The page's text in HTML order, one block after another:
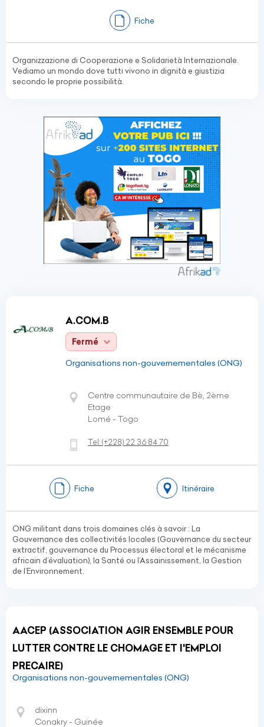
Fiche
Organizzazione di Cooperazione e Solidarietà Internazionale.
Vediamo un mondo dove tutti vivono in dignità e giustizia
secondo le proprie possibilità.
A.COM.B
Fermé
Organisations non-gouvernementales (ONG)
Centre communautaire de Bè, 2ème
Etage
Lomé - Togo
Tel:(+228) 22 36 84 70
Fiche Itinéraire
ONG militant dans trois domaines clés à savoir : La
Gouvernance des collectivités locales (Gouvernance du secteur
extractif, gouvernance du Processus électoral et le mécanisme
africain d’évaluation), la Santé ou l’Assainissement, la Gestion
de l’Environnement.
AACEP (ASSOCIATION AGIR ENSEMBLE POUR
LUTTER CONTRE LE CHOMAGE ET l'EMPLOI
PRECAIRE)
Organisations non-gouvernementales (ONG)
dixinn
Conakry - Guinée